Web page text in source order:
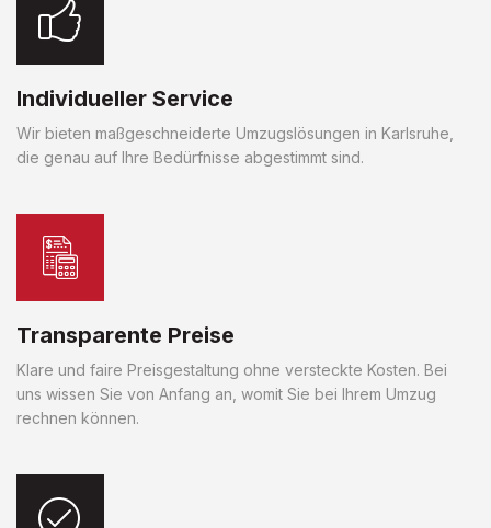
Individueller Service
Wir bieten maßgeschneiderte Umzugslösungen in Karlsruhe,
die genau auf Ihre Bedürfnisse abgestimmt sind.
Transparente Preise
Klare und faire Preisgestaltung ohne versteckte Kosten. Bei
uns wissen Sie von Anfang an, womit Sie bei Ihrem Umzug
rechnen können.